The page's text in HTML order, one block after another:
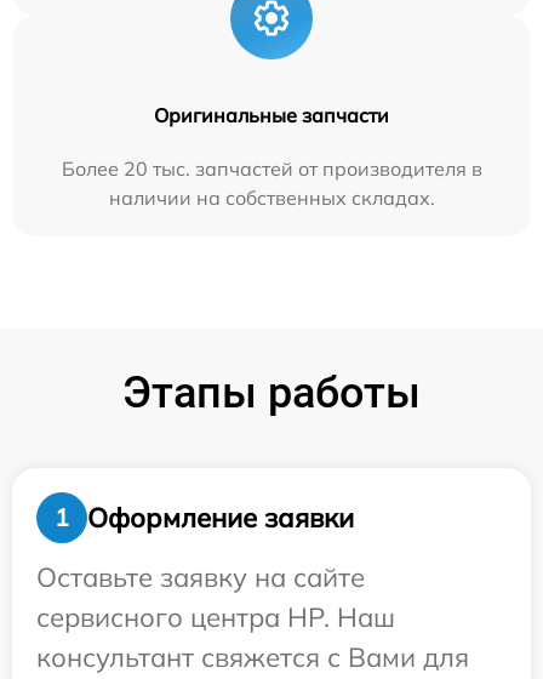
Оригинальные запчасти
Более 20 тыс. запчастей от производителя в
наличии на собственных складах.
Этапы работы
1
Оформление заявки
Оставьте заявку на сайте
сервисного центра HP. Наш
консультант свяжется с Вами для